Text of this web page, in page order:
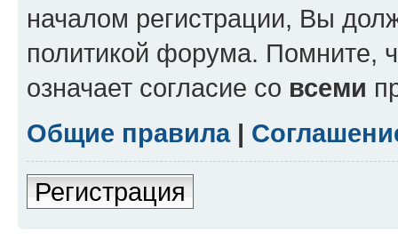
началом регистрации, Вы
политикой форума. Помните,
означает согласие со всеми
Общие правила|
Регистрация